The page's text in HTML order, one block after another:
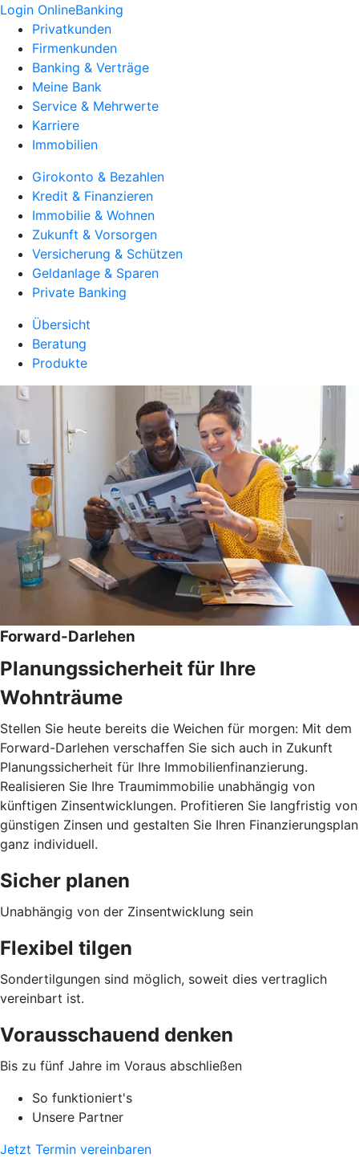
Login OnlineBanking
Privatkunden
Firmenkunden
Banking & Verträge
Meine Bank
Service & Mehrwerte
Karriere
Immobilien
Girokonto & Bezahlen
Kredit & Finanzieren
Immobilie & Wohnen
Zukunft & Vorsorgen
Versicherung & Schützen
Geldanlage & Sparen
Private Banking
Übersicht
Beratung
Produkte
Forward-Darlehen
Planungssicherheit für Ihre
Wohnträume
Stellen Sie heute bereits die Weichen für morgen: Mit dem
Forward-Darlehen verschaffen Sie sich auch in Zukunft
Planungssicherheit für Ihre Immobilienfinanzierung.
Realisieren Sie Ihre Traumimmobilie unabhängig von
künftigen Zinsentwicklungen. Profitieren Sie langfristig von
günstigen Zinsen und gestalten Sie Ihren Finanzierungsplan
ganz individuell.
Sicher planen
Unabhängig von der Zinsentwicklung sein
Flexibel tilgen
Sondertilgungen sind möglich, soweit dies vertraglich
vereinbart ist.
Vorausschauend denken
Bis zu fünf Jahre im Voraus abschließen
So funktioniert's
Unsere Partner
Jetzt Termin vereinbaren